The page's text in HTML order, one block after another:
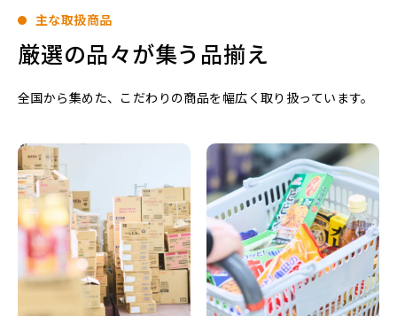
主な取扱商品
厳選の品々が集う品揃え
全国から集めた、こだわりの商品を幅広く取り扱っています。